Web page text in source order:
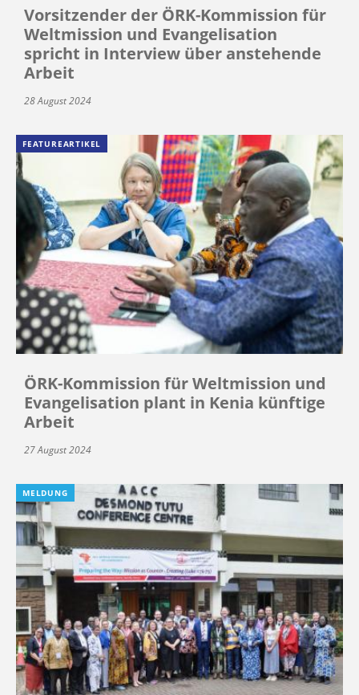
Vorsitzender der ÖRK-Kommission für
Weltmission und Evangelisation
spricht in Interview über anstehende
Arbeit
28 August 2024
FEATUREARTIKEL
ÖRK-Kommission für Weltmission und
Evangelisation plant in Kenia künftige
Arbeit
27 August 2024
MELDUNG